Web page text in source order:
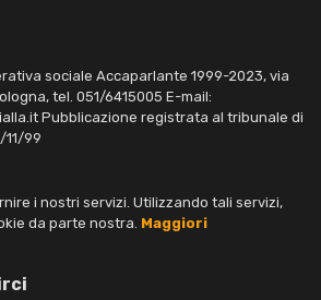
sociale Accaparlante 1999-2023, via
tel. 051/6415005 E-mail:
Pubblicazione registrata al tribunale di
11/99
i nostri servizi. Utilizzando tali servizi,
da parte nostra. Maggiori